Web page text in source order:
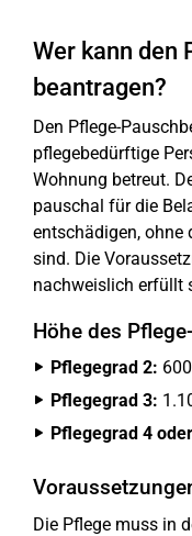
Wer kann den
beantragen?
Den Pflege-
pflegebedürftige
Wohnung betreut.
pauschal für die
entschädigen, ohne
sind. Die
nachweislich erfüllt
Höhe des
Pflegegrad 2:
Pflegegrad 3:
Pflegegrad 4
Die Pflege muss in